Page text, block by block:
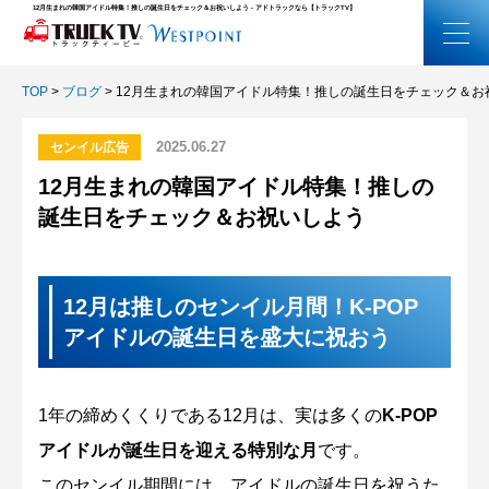
12月生まれの韓国アイドル特集！推しの誕生日をチェック＆お祝いしよう - アドトラックなら【トラックTV】
TOP > ブログ > 12月生まれの韓国アイドル特集！推しの誕生日をチェック＆お
センイル広告 2025.06.27
12月生まれの韓国アイドル特集！推しの
誕生日をチェック＆お祝いしよう
12月は推しのセンイル月間！K-POP
アイドルの誕生日を盛大に祝おう
1年の締めくくりである12月は、実は多くのK-POP
アイドルが誕生日を迎える特別な月 です。
このセンイル期間には、アイドルの誕生日を祝うた